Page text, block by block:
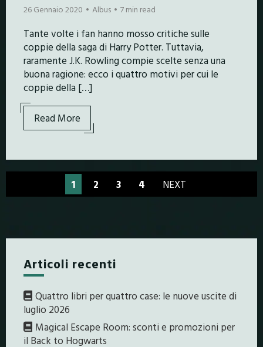
26 Gennaio 2020 Albus 7 min read
Tante volte i fan hanno mosso critiche sulle
coppie della saga di Harry Potter. Tuttavia,
raramente J.K. Rowling compie scelte senza una
buona ragione: ecco i quattro motivi per cui le
coppie della […]
Read More
1 2 3 4 NEXT
Articoli recenti
Quattro libri per quattro case: le nuove uscite di
luglio 2026
Magical Escape Room: sconti e promozioni per
il Back to Hogwarts